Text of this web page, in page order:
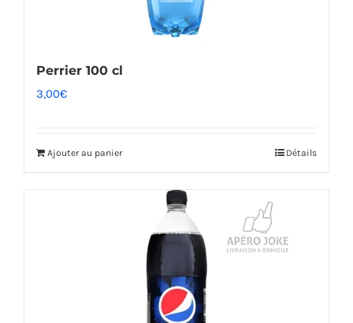
Perrier 100 cl
3,00€
Ajouter au panier Détails